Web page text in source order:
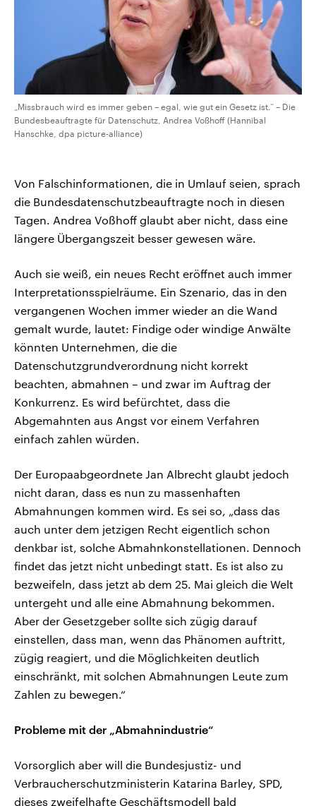
„Missbrauch wird es immer geben – egal, wie gut ein Gesetz ist.“ – Die
Bundesbeauftragte für Datenschutz, Andrea Voßhoff (Hannibal
Hanschke, dpa picture-alliance)
Von Falschinformationen, die in Umlauf seien, sprach
die Bundesdatenschutzbeauftragte noch in diesen
Tagen. Andrea Voßhoff glaubt aber nicht, dass eine
längere Übergangszeit besser gewesen wäre.
Auch sie weiß, ein neues Recht eröffnet auch immer
Interpretationsspielräume. Ein Szenario, das in den
vergangenen Wochen immer wieder an die Wand
gemalt wurde, lautet: Findige oder windige Anwälte
könnten Unternehmen, die die
Datenschutzgrundverordnung nicht korrekt
beachten, abmahnen – und zwar im Auftrag der
Konkurrenz. Es wird befürchtet, dass die
Abgemahnten aus Angst vor einem Verfahren
einfach zahlen würden.
Der Europaabgeordnete Jan Albrecht glaubt jedoch
nicht daran, dass es nun zu massenhaften
Abmahnungen kommen wird. Es sei so, „dass das
auch unter dem jetzigen Recht eigentlich schon
denkbar ist, solche Abmahnkonstellationen. Dennoch
findet das jetzt nicht unbedingt statt. Es ist also zu
bezweifeln, dass jetzt ab dem 25. Mai gleich die Welt
untergeht und alle eine Abmahnung bekommen.
Aber der Gesetzgeber sollte sich zügig darauf
einstellen, dass man, wenn das Phänomen auftritt,
zügig reagiert, und die Möglichkeiten deutlich
einschränkt, mit solchen Abmahnungen Leute zum
Zahlen zu bewegen.“
Probleme mit der „Abmahnindustrie“
Vorsorglich aber will die Bundesjustiz- und
Verbraucherschutzministerin Katarina Barley, SPD,
dieses zweifelhafte Geschäftsmodell bald